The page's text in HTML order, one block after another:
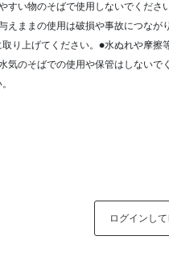
すい物のそばで使用しないでくださ
えままの使用は破損や事故につなが
り上げてください。●水ぬれや摩擦
のそばでの使用や保管はしないで
ログインし